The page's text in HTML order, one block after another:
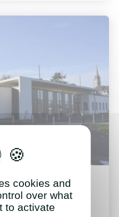
de musique
cookies and
over what
to activate